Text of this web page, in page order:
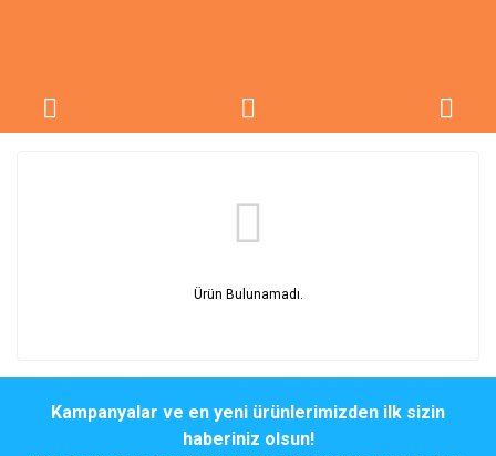
Ürün Bulunamadı.
Kampanyalar ve en yeni ürünlerimizden ilk sizin
haberiniz olsun!